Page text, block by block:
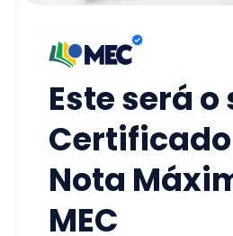
Este será o
Nota
MEC